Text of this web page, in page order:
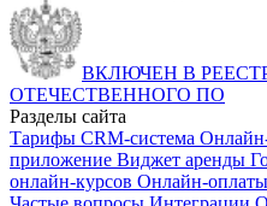
ВКЛЮЧЕН В
ОТЕЧЕСТВЕННОГО ПО
Разделы сайта
Тарифы CRM-система
приложение Виджет аренды
онлайн-курсов Онлайн-оплаты